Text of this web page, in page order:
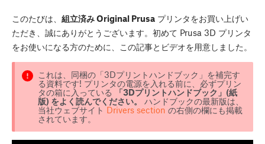
このたびは、 組立済み Original Prusa プリンタをお買い上げい
ただき、誠にありがとうございます。初めて Prusa 3D プリンタ
をお使いになる方のために、この記事とビデオを用意しました。
これは、同梱の「3Dプリントハンドブック」を補完す
る資料です! プリンタの電源を入れる前に、必ずプリン
タの箱に入っている
「3Dプリントハンドブック」(紙
版) をよく読んでください。
ハンドブックの最新版は、
当社ウェブサイトDrivers section の右側の欄にも掲載
されています。